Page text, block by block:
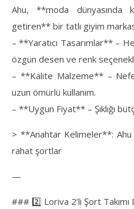
Ahu, **moda
getiren** bir tatlı giyim
– **Yaratıcı Tasarımlar** –
özgün desen ve renk
– **Kalite Malzeme** –
uzun ömürlü kullanım.
– **Uygun Fiyat** – Şıklığı
> **Anahtar Kelimeler**: Ahu
rahat şortlar
—
### 2️⃣ Loriva 2’li Şort